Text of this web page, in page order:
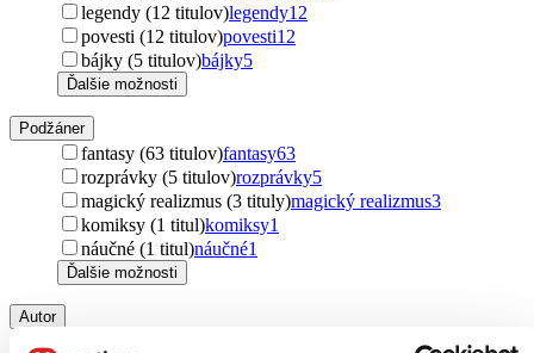
legendy (12 titulov)legendy12
povesti (12 titulov)povesti12
bájky (5 titulov)bájky5
Ďalšie možnosti
Podžáner
fantasy (63 titulov)fantasy63
rozprávky (5 titulov)rozprávky5
magický realizmus (3 tituly)magický realizmus3
komiksy (1 titul)komiksy1
náučné (1 titul)náučné1
Ďalšie možnosti
Autor
21